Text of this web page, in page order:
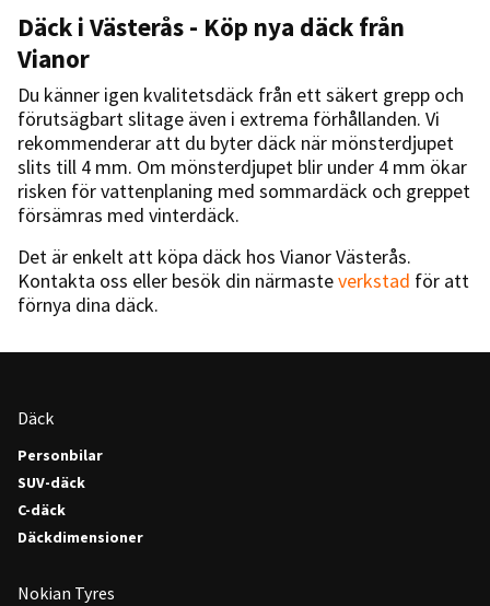
Däck i Västerås - Köp nya däck från
Vianor
Du känner igen kvalitetsdäck från ett säkert grepp och
förutsägbart slitage även i extrema förhållanden. Vi
rekommenderar att du byter däck när mönsterdjupet
slits till 4 mm. Om mönsterdjupet blir under 4 mm ökar
risken för vattenplaning med sommardäck och greppet
försämras med vinterdäck.
Det är enkelt att köpa däck hos Vianor Västerås.
Kontakta oss eller besök din närmasteverkstad för att
förnya dina däck.
Däck
Personbilar
SUV-däck
C-däck
Däckdimensioner
Nokian Tyres